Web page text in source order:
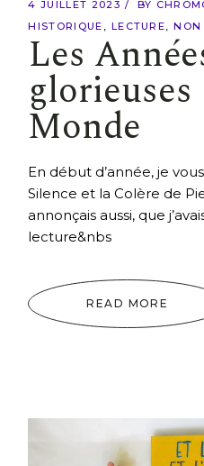
4 JUILLET 2023 BY
HISTORIQUE
LECTURE NON
Les
Monde
En début d’année, je
Silence et la Colère de
annonçais aussi, que
lecture&nbs
READ MORE